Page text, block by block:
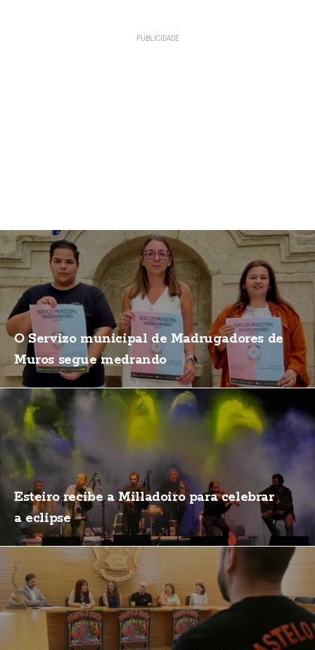
O Servizo municipal de Madrugadores de
Muros segue medrando
Esteiro recibe a Milladoiro para celebrar
a eclipse